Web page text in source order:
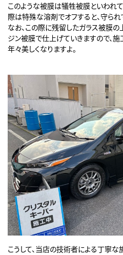
このような被膜は犠牲被膜といわれ
際は特殊な溶剤でオフすると、守ら
なお、この際に残留したガラス被膜
ジン被膜で仕上げていきますので、
年々美しくなりますよ。
こうして、当店の技術者による丁寧